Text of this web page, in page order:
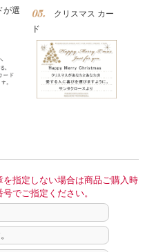
が選
クリスマス カー
ド
指定しない場合は商品ご購入時
でご指定ください。